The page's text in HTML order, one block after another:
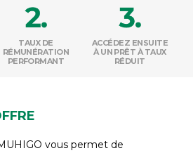
TAUX DE
RÉMUNÉRATION
PERFORMANT
ACCÉDEZ ENSUITE
À UN PRÊT À TAUX
RÉDUIT
vous permet de